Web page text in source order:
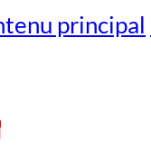
principal